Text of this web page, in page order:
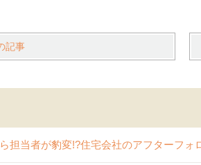
記事
担当者が豹変!?住宅会社のアフターフォ